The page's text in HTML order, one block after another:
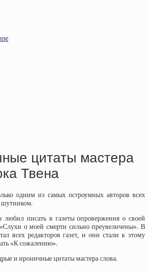
цитаты мастера
Твена
одним из самых остроумных авторов всех
любил писать в газеты опровержения о своей
о моей смерти сильно преувеличены». В
всех редакторов газет, и они стали к этому
«К сожалению».
и ироничные цитаты мастера слова.